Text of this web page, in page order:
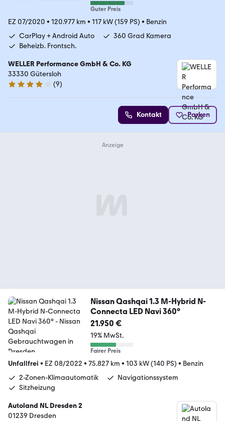
Guter Preis
EZ 07/2020 • 120.977 km • 117 kW (159 PS) • Benzin
CarPlay + Android Auto
360 Grad Kamera
Beheizb. Frontsch.
WELLER Performance GmbH & Co. KG
33330 Gütersloh
4.2 Sterne
(9)
Kontakt Parken
Nissan Qashqai 1.3 M-Hybrid N-
Connecta LED Navi 360°
21.950 €
19% MwSt.
Fairer Preis
Unfallfrei • EZ 08/2022 • 75.827 km • 103 kW (140 PS) • Benzin
2-Zonen-Klimaautomatik
Navigationssystem
Sitzheizung
Autoland NL Dresden 2
01239 Dresden